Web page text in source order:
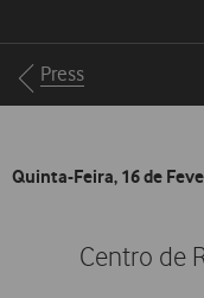
Breadcrumbs
Press
Quinta-Feira, 16 de
Centro de